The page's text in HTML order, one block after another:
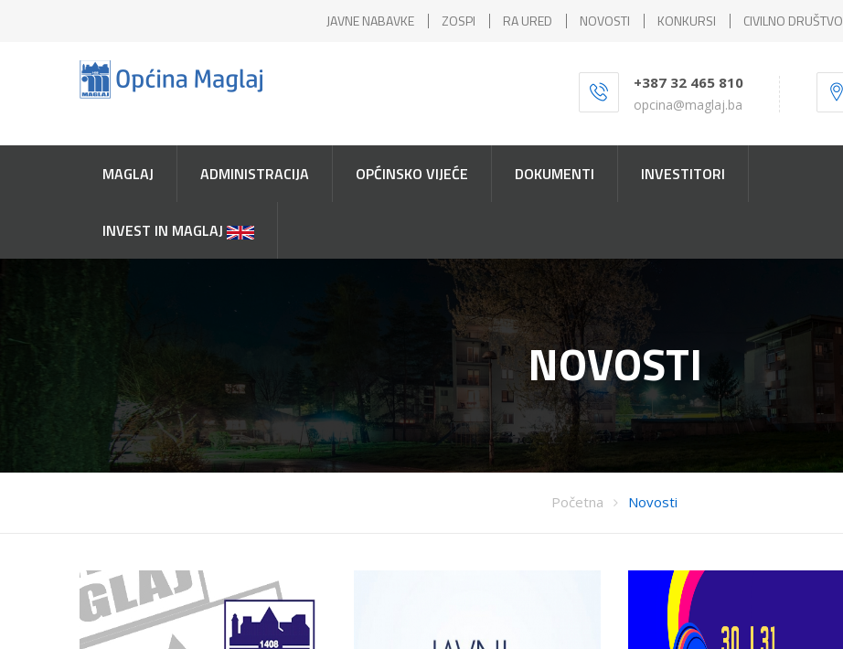
JAVNE NABAVKE ZOSPI RA URED NOVOSTI KONKURSI CIVILNO DRUŠTVO
+387 32 465 810
opcina@maglaj.ba
MAGLAJ ADMINISTRACIJA OPĆINSKO VIJEĆE DOKUMENTI INVESTITORI
INVEST IN MAGLAJ
NOVOSTI
Početna Novosti